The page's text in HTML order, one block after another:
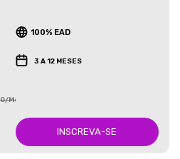
100% EAD
3 A 12 MESES
Mês
INSCREVA-SE